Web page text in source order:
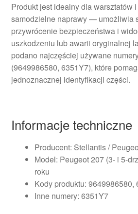
Produkt jest idealny dla warsztatów
samodzielne naprawy — umożliwia
przywrócenie bezpieczeństwa i
uszkodzeniu lub awarii oryginalnej
podano najczęściej używane
(9649986580, 6351Y7), które
jednoznacznej identyfikacji części.
Informacje techniczne
Producent: Stellantis /
Model: Peugeot 207 (3- i 5-
roku
Kody produktu: 9649986580,
Inne numery: 6351Y7